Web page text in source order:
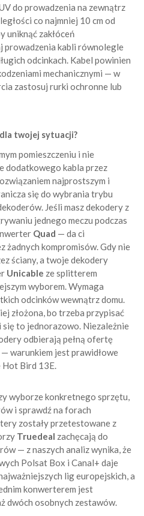
do prowadzenia na zewnątrz
co najmniej 10 cm od
uniknąć zakłóceń
prowadzenia kabli równolegle
odcinkach. Kabel powinien
mechanicznymi — w
zastosuj rurki ochronne lub
twojej sytuacji?
pomieszczeniu i nie
dodatkowego kabla przez
najprostszym i
się do wybrania trybu
Jeśli masz dekodery z
jednego meczu podczas
Quad — da ci
żadnych kompromisów. Gdy nie
ściany, a twoje dekodery
Unicable ze splitterem
wyborem. Wymaga
odcinków wewnątrz domu.
złożona, bo trzeba przypisać
się to jednorazowo. Niezależnie
odbierają pełną ofertę
warunkiem jest prawidłowe
Bird 13E.
wyborze konkretnego sprzętu,
i sprawdź na forach
zostały przetestowane z
Truedeal zachęcają do
— z naszych analiz wynika, że
Polsat Box i Canal+ daje
lig europejskich, a
konwerterem jest
dwóch osobnych zestawów.